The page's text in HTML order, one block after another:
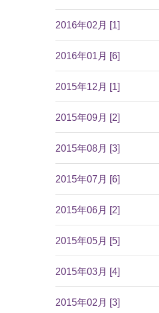
2016年02月 [1]
2016年01月 [6]
2015年12月 [1]
2015年09月 [2]
2015年08月 [3]
2015年07月 [6]
2015年06月 [2]
2015年05月 [5]
2015年03月 [4]
2015年02月 [3]